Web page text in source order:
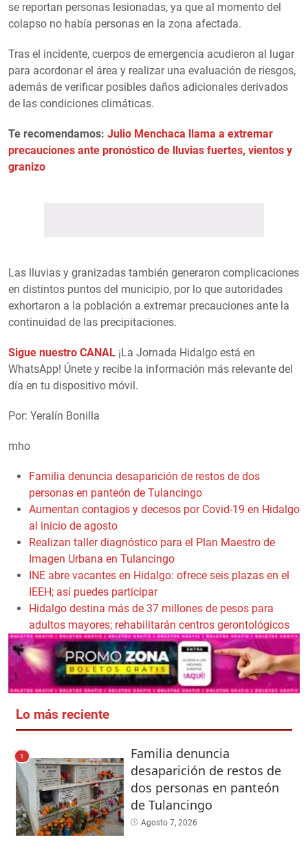
se reportan personas lesionadas, ya que al momento del
colapso no había personas en la zona afectada.
Tras el incidente, cuerpos de emergencia acudieron al lugar
para acordonar el área y realizar una evaluación de riesgos,
además de verificar posibles daños adicionales derivados
de las condiciones climáticas.
Te recomendamos: Julio Menchaca llama a extremar
precauciones ante pronóstico de lluvias fuertes, vientos y
granizo
Las lluvias y granizadas también generaron complicaciones
en distintos puntos del municipio, por lo que autoridades
exhortaron a la población a extremar precauciones ante la
continuidad de las precipitaciones.
Sigue nuestro CANAL ¡La Jornada Hidalgo está en
WhatsApp! Únete y recibe la información más relevante del
día en tu dispositivo móvil.
Por: Yeralín Bonilla
mho
Familia denuncia desaparición de restos de dos
personas en panteón de Tulancingo
Aumentan contagios y decesos por Covid-19 en Hidalgo
al inicio de agosto
Realizan taller diagnóstico para el Plan Maestro de
Imagen Urbana en Tulancingo
INE abre vacantes en Hidalgo: ofrece seis plazas en el
IEEH; así puedes participar
Hidalgo destina más de 37 millones de pesos para
adultos mayores; rehabilitarán centros gerontológicos
Lo más reciente
1
Familia denuncia
desaparición de restos de
dos personas en panteón
de Tulancingo
Agosto 7, 2026